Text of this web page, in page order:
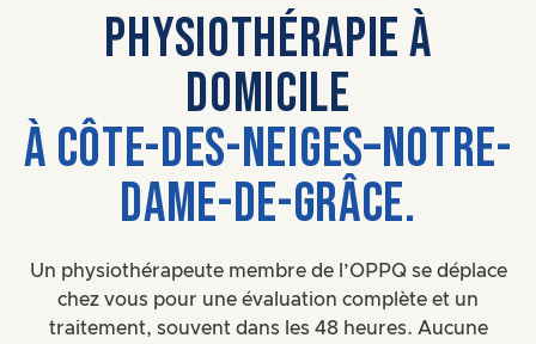
PHYSIOTHÉRAPIE À
DOMICILE
À CÔTE-DES-NEIGES–NOTRE-
DAME-DE-GRÂCE.
Un physiothérapeute membre de l’OPPQ se déplace
chez vous pour une évaluation complète et un
traitement, souvent dans les 48 heures. Aucune